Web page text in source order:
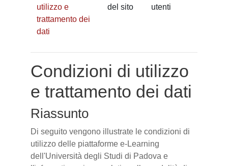
utilizzo e
trattamento dei
dati
del sito
utenti
Condizioni di utilizzo
e trattamento dei dati
Riassunto
Di seguito vengono illustrate le condizioni di
utilizzo delle piattaforme e-Learning
dell'Università degli Studi di Padova e